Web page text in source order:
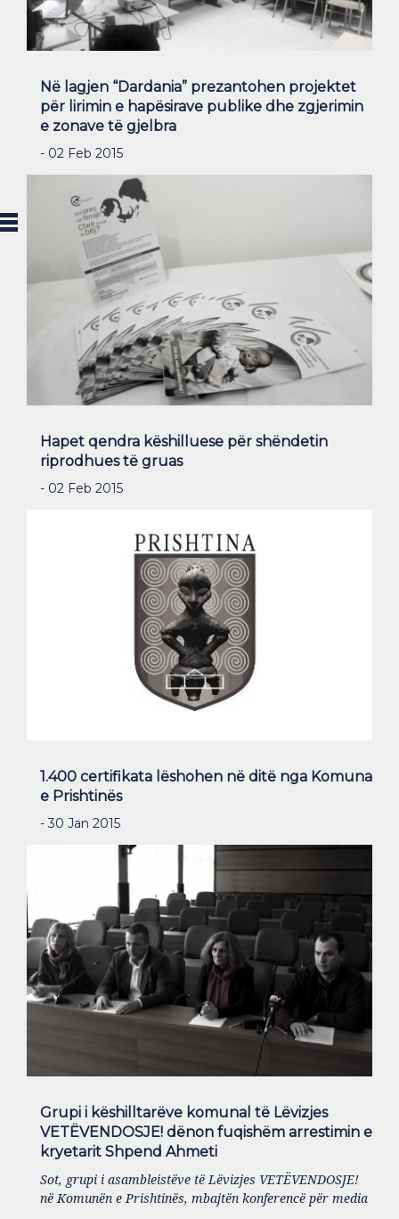
Në lagjen “Dardania” prezantohen projektet
për lirimin e hapësirave publike dhe zgjerimin
e zonave të gjelbra
- 02 Feb 2015
Hapet qendra këshilluese për shëndetin
riprodhues të gruas
- 02 Feb 2015
1.400 certifikata lëshohen në ditë nga Komuna
e Prishtinës
- 30 Jan 2015
Grupi i këshilltarëve komunal të Lëvizjes
VETËVENDOSJE! dënon fuqishëm arrestimin e
kryetarit Shpend Ahmeti
Sot, grupi i asambleistëve të Lëvizjes VETËVENDOSJE!
në Komunën e Prishtinës, mbajtën konferencë për media